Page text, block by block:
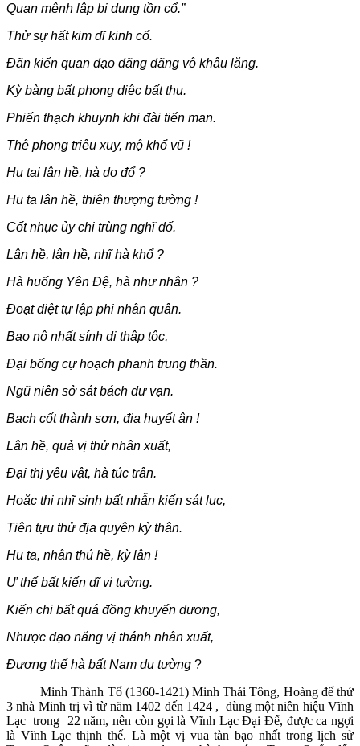
Quan mệnh lập bi dụng tồn cổ.”
Thử sự hất kim dĩ kinh cổ.
Đãn kiến quan đạo đãng đãng vô khâu lăng.
Kỳ bàng bất phong diệc bất thụ.
Phiến thạch khuynh khi đài tiển man.
Thê phong triêu xuy, mộ khổ vũ !
Hu tai lân hề, hà do đổ ?
Hu ta lân hề, thiên thượng tường !
Cốt nhục ủy chi trùng nghĩ đố.
Lân hề, lân hề, nhĩ hà khổ ?
Hà huống Yên Đệ, hà như nhân ?
Đoạt diệt tự lập phi nhân quân.
Bạo nộ nhất sính di thập tộc,
Đại bổng cự hoạch phanh trung thần.
Ngũ niên sở sát bách dư vạn.
Bạch cốt thành sơn, địa huyết ân !
Lân hề, quả vị thử nhân xuất,
Đại thị yêu vật, hà túc trân.
Hoặc thị nhĩ sinh bất nhẫn kiến sát lục,
Tiên tựu thử địa quyên kỳ thân.
Hu ta, nhân thú hề, kỳ lân !
Ư thế bất kiến dĩ vi tường.
Kiến chi bất quá đồng khuyển dương,
Nhược đạo năng vị thánh nhân xuất,
Đương thế hà bất Nam du tường ?
Minh Thành Tổ (1360-1421) Minh Thái Tông, Hoàng đế thứ
3 nhà Minh trị vì từ năm 1402 đến 1424 , dùng một niên hiệu Vĩnh
Lạc trong 22 năm, nên còn gọi là Vĩnh Lạc Đại Đế, được ca ngợi
là Vĩnh Lạc thịnh thế. Là một vị vua tàn bạo nhất trong lịch sử